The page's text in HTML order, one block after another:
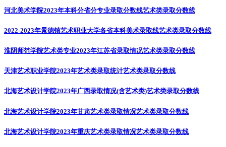
河北美术学院2023年本科分省分专业录取分数线艺术类录取分数线
2022-2023年景德镇艺术职业大学各省本科美术录取线艺术类录取分数线
淮阴师范学院艺术类专业2023年江苏省录取情况艺术类录取分数线
天津艺术职业学院2023年艺术类录取统计艺术类录取分数线
北海艺术设计学院2023年广西录取情况(含艺术类)艺术类录取分数线
北海艺术设计学院2023年甘肃艺术类录取情况艺术类录取分数线
北海艺术设计学院2023年重庆艺术类录取情况艺术类录取分数线